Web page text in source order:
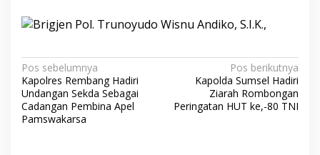
Navigasi
pos
Pos sebelumnya
Kapolres Rembang Hadiri
Undangan Sekda Sebagai
Cadangan Pembina Apel
Pamswakarsa
Pos berikutnya
Kapolda Sumsel Hadiri
Ziarah Rombongan
Peringatan HUT ke,-80 TNI